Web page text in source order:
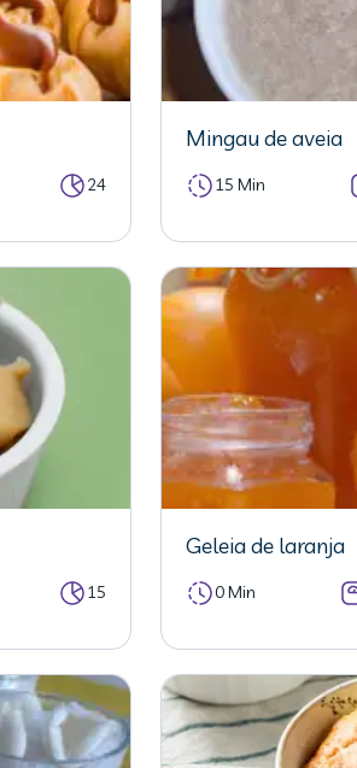
24
Mingau de aveia
15 Min
15
Geleia de laranja
0 Min